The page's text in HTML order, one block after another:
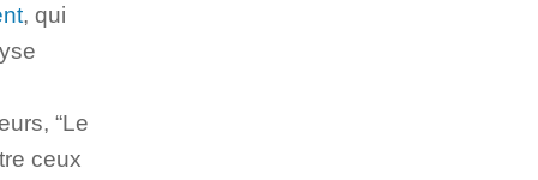
, qui
“Le
ceux